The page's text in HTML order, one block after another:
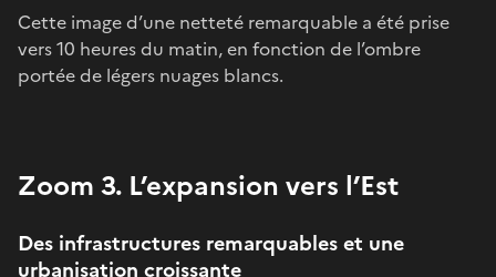
Cette image d’une netteté remarquable a été prise
vers 10 heures du matin, en fonction de l’ombre
portée de légers nuages blancs.
Zoom 3. L’expansion vers l’Est
Des infrastructures remarquables et une
urbanisation croissante